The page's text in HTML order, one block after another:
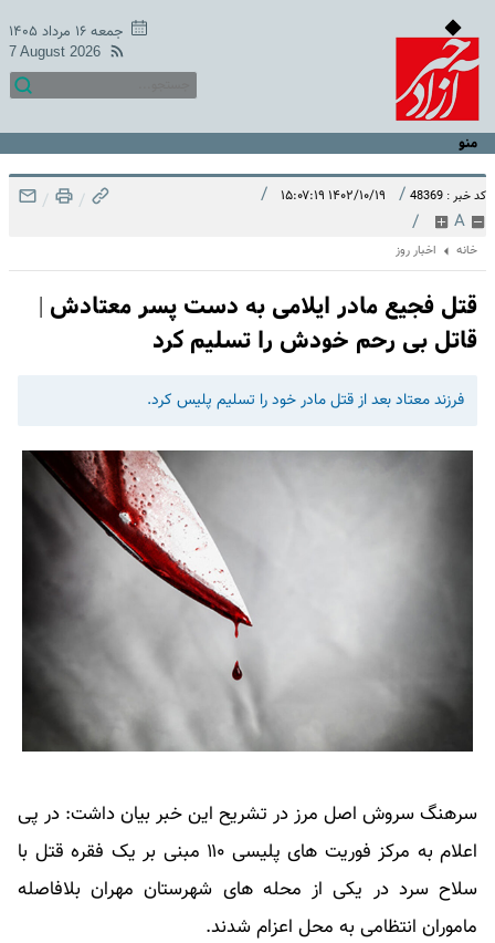
جمعه ۱۶ مرداد ۱۴۰۵
7 August 2026
منو
کد خبر : 48369 / ۱۴۰۲/۱۰/۱۹ ۱۵:۰۷:۱۹ /
A
/
/
/
خانه اخبار روز
قتل فجیع مادر ایلامی به دست پسر معتادش |
قاتل بی رحم خودش را تسلیم کرد
فرزند معتاد بعد از قتل مادر خود را تسلیم پلیس کرد.
سرهنگ سروش اصل مرز در تشریح این خبر بیان داشت: در پی
اعلام به مرکز فوریت های پلیسی ۱۱۰ مبنی بر یک فقره قتل با
سلاح سرد در یکی از محله های شهرستان مهران بلافاصله
ماموران انتظامی به محل اعزام شدند.